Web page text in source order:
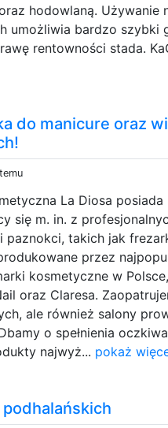
hodowlaną. Używanie
umożliwia bardzo szybki
rentowności stada.
do manicure oraz
La Diosa posiada
się m. in. z
paznokci, takich jak
przez
kosmetyczne w
oraz Claresa.
ale również salony
o spełnienia
najwyż... pokaż